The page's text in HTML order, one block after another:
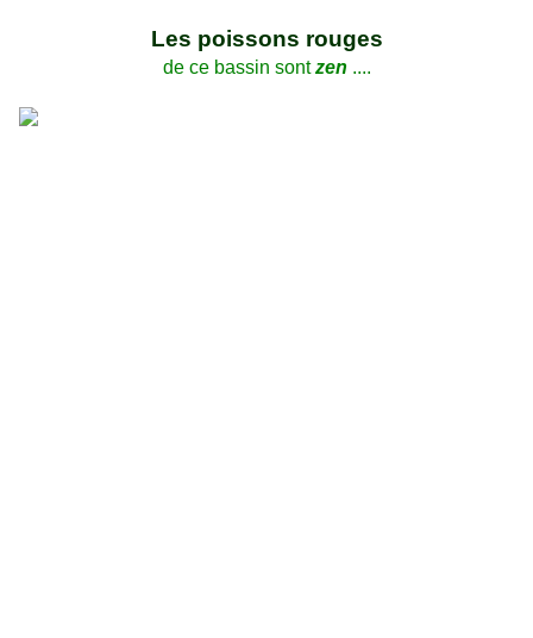
Les poissons rouges
de ce bassin sontzen ....